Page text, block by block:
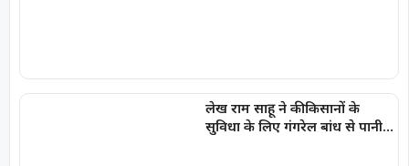
लेख राम साहू ने की किसानों के
सुविधा के लिए गंगरेल बांध से पानी